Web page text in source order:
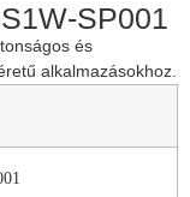
SP001
és
alkalmazásokhoz.